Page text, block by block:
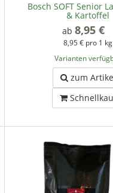
Bosch SOFT Senior
& Kartoffel
ab8,95 €
8,95 € pro 1 kg
Varianten
zum